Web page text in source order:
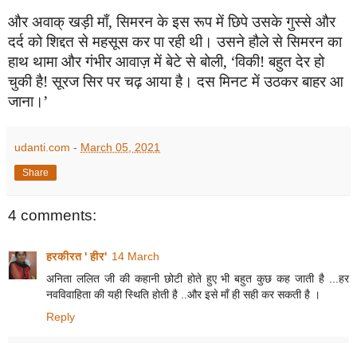
और अवाक् खड़ी माँ, सिमरन के इस रूप में छिपे उसके गुस्से और
दर्द को शिद्दत से महसूस कर पा रही थी। उसने हौले से सिमरन का
हाथ थामा और गंभीर आवाज़ में बेटे से बोली, ‘विकी! बहुत देर हो
चुकी है! सूरज सिर पर चढ़ आया है। दस मिनट में उठकर बाहर आ
जाना।’
udanti.com - March 05, 2021
Share
4 comments:
हरकीरत ' हीर' 14 March
अनिता ललित जी की कहानी छोटी होते हुए भी बहुत कुछ कह जाती है ...हर
नवविवाहिता की यही स्थिति होती है ..और इसे माँ ही सही कर सकती है ।
Reply